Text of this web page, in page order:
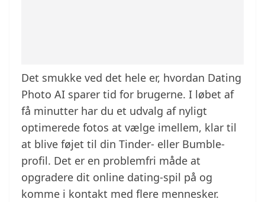
Det smukke ved det hele er, hvordan Dating
Photo AI sparer tid for brugerne. I løbet af
få minutter har du et udvalg af nyligt
optimerede fotos at vælge imellem, klar til
at blive føjet til din Tinder- eller Bumble-
profil. Det er en problemfri måde at
opgradere dit online dating-spil på og
komme i kontakt med flere mennesker.